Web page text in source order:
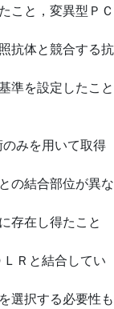
こと，変異型ＰＣ
抗体と競合する抗
準を設定したこと
みを用いて取得
の結合部位が異な
存在し得たこと
Ｒと結合してい
選択する必要性も